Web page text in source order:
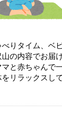
りタイム、ベ
の内容でお届
と赤ちゃんで
リラックスし